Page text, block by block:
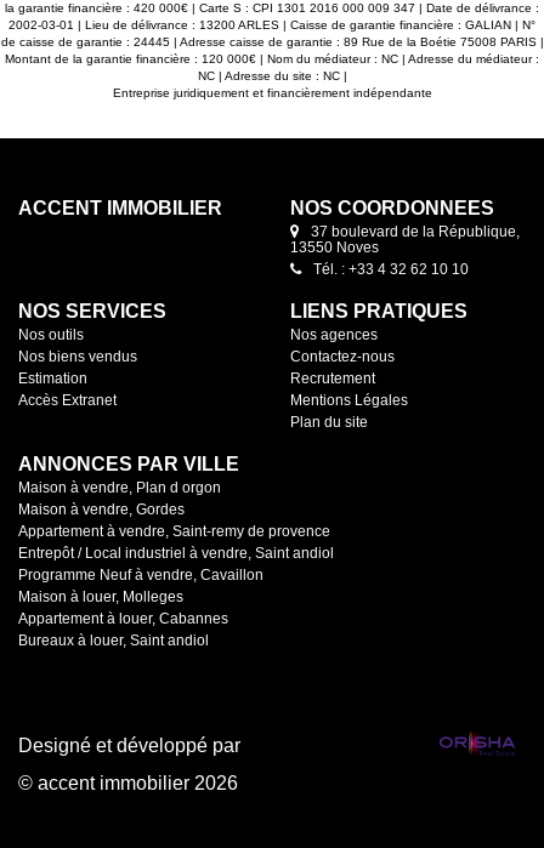
la garantie financière : 420 000€ | Carte S : CPI 1301 2016 000 009 347 | Date de délivrance :
2002-03-01 | Lieu de délivrance : 13200 ARLES | Caisse de garantie financière : GALIAN | N°
de caisse de garantie : 24445 | Adresse caisse de garantie : 89 Rue de la Boétie 75008 PARIS |
Montant de la garantie financière : 120 000€ | Nom du médiateur : NC | Adresse du médiateur :
NC | Adresse du site : NC |
Entreprise juridiquement et financièrement indépendante
ACCENT IMMOBILIER NOS COORDONNÉES
37 boulevard de la République,
13550 Noves
Tél. : +33 4 32 62 10 10
NOS SERVICES
Nos outils
Nos biens vendus
Estimation
Accès Extranet
LIENS PRATIQUES
Nos agences
Contactez-nous
Recrutement
Mentions Légales
Plan du site
ANNONCES PAR VILLE
Maison à vendre, Plan d orgon
Maison à vendre, Gordes
Appartement à vendre, Saint-remy de provence
Entrepôt / Local industriel à vendre, Saint andiol
Programme Neuf à vendre, Cavaillon
Maison à louer, Molleges
Appartement à louer, Cabannes
Bureaux à louer, Saint andiol
Designé et développé par
© accent immobilier 2026